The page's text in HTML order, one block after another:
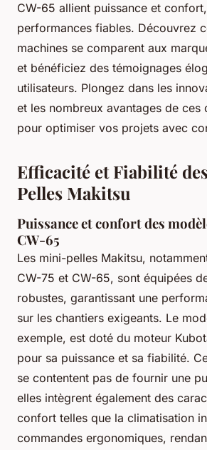
CW-65 allient puissance et
performances fiables. Découvrez
machines se comparent aux
et bénéficiez des témoignages
utilisateurs. Plongez dans les
et les nombreux avantages de ces
pour optimiser vos projets avec
Efficacité et Fiabilité
Pelles Makitsu
Puissance et confort des
CW-65
Les mini-pelles Makitsu,
CW-75 et CW-65, sont équipées
robustes, garantissant une
sur les chantiers exigeants. Le
exemple, est doté du moteur
pour sa puissance et sa fiabilité.
se contentent pas de fournir une
elles intègrent également des
confort telles que la climatisation
commandes ergonomiques,